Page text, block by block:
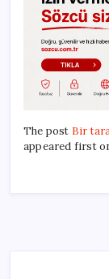
The post Bir
appeared first